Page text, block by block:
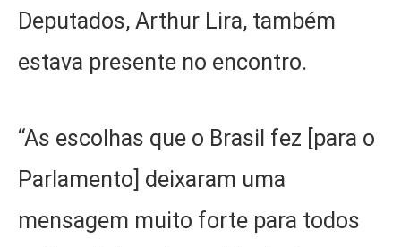
Deputados, Arthur Lira, também
estava presente no encontro.
“As escolhas que o Brasil fez [para o
Parlamento] deixaram uma
mensagem muito forte para todos